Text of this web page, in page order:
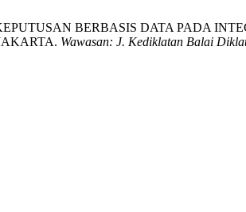
BERBASIS DATA PADA
Wawasan: J. Kediklatan Balai